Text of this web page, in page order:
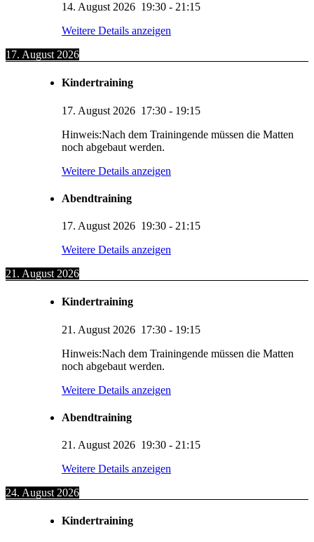
14. August 2026 19:30 - 21:15
Weitere Details anzeigen
17. August 2026
Kindertraining
17. August 2026 17:30 - 19:15
Hinweis:Nach dem Trainingende müssen die Matten
noch abgebaut werden.
Weitere Details anzeigen
Abendtraining
17. August 2026 19:30 - 21:15
Weitere Details anzeigen
21. August 2026
Kindertraining
21. August 2026 17:30 - 19:15
Hinweis:Nach dem Trainingende müssen die Matten
noch abgebaut werden.
Weitere Details anzeigen
Abendtraining
21. August 2026 19:30 - 21:15
Weitere Details anzeigen
24. August 2026
Kindertraining